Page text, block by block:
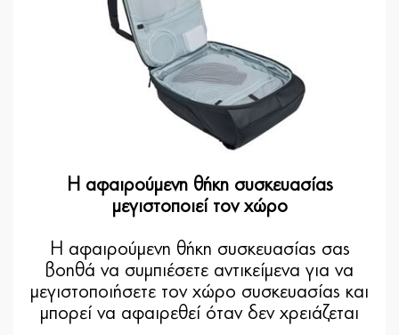
Η αφαιρούμενη θήκη συσκευασίας
μεγιστοποιεί τον χώρο
Η αφαιρούμενη θήκη συσκευασίας σας
βοηθά να συμπιέσετε αντικείμενα για να
μεγιστοποιήσετε τον χώρο συσκευασίας και
μπορεί να αφαιρεθεί όταν δεν χρειάζεται